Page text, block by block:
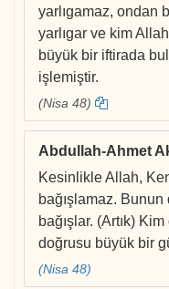
yarlıgamaz, ondan
yarlıgar ve kim
büyük bir iftirada
işlemiştir.
(Nisa 48)
Abdullah-Ahmet
Kesinlikle Allah,
bağışlamaz. Bunun
bağışlar. (Artık)
doğrusu büyük bir
(Nisa 48)